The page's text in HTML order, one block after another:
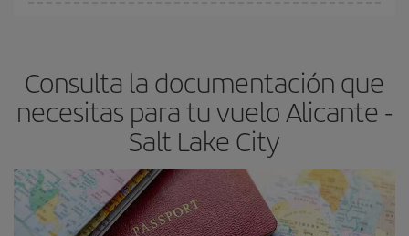
Consulta la documentación que
necesitas para tu vuelo Alicante -
Salt Lake City